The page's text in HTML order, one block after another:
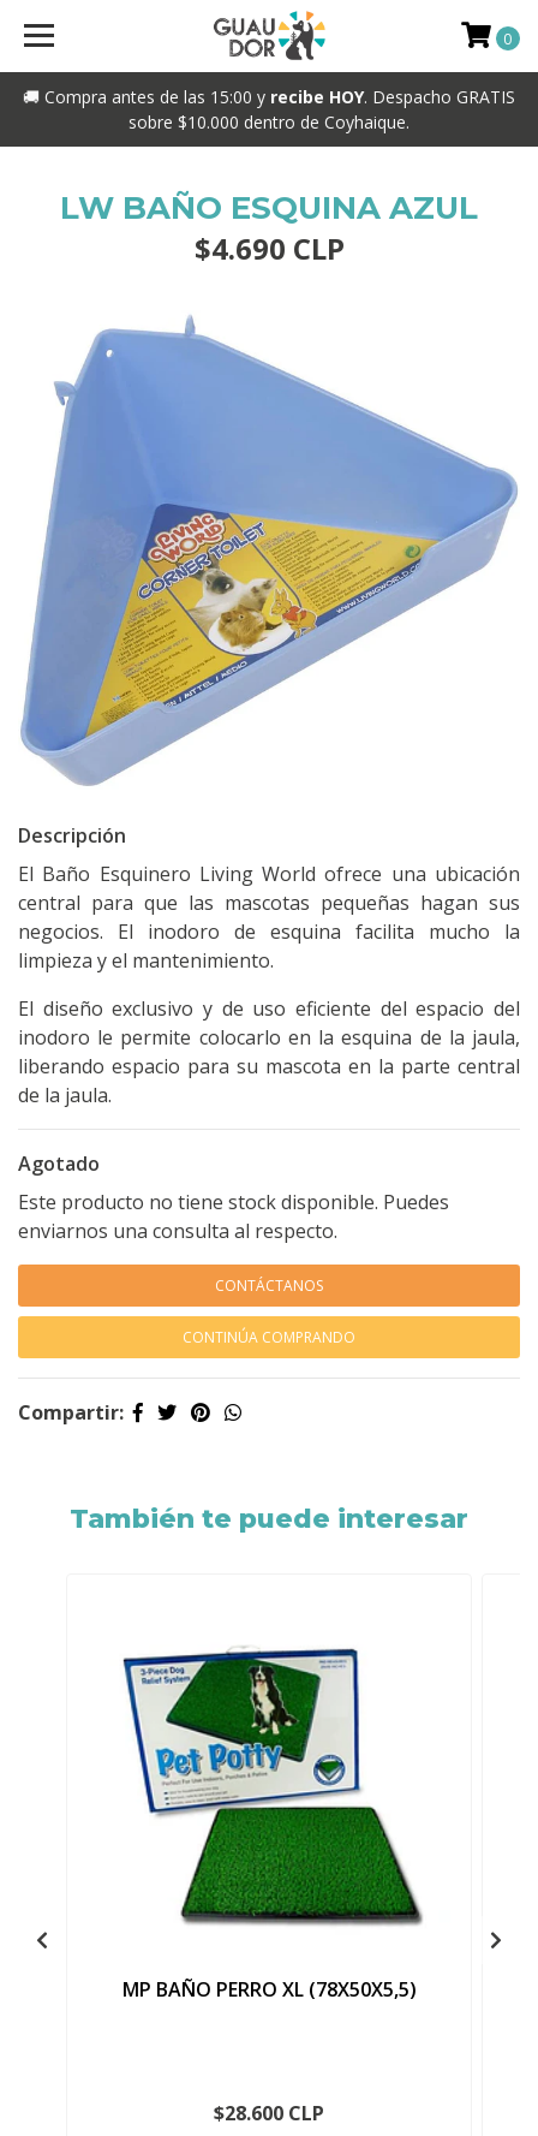
🚚 Compra antes de las 15:00 y recibe HOY. Despacho GRATIS
sobre $10.000 dentro de Coyhaique.
0
LW BAÑO ESQUINA AZUL
$4.690 CLP
Descripción
El Baño Esquinero Living World ofrece una ubicación
central para que las mascotas pequeñas hagan sus
negocios. El inodoro de esquina facilita mucho la
limpieza y el mantenimiento.
El diseño exclusivo y de uso eficiente del espacio del
inodoro le permite colocarlo en la esquina de la jaula,
liberando espacio para su mascota en la parte central
de la jaula.
Agotado
Este producto no tiene stock disponible. Puedes
enviarnos una consulta al respecto.
CONTÁCTANOS
CONTINÚA COMPRANDO
Compartir:
También te puede interesar
MP BAÑO PERRO XL (78X50X5,5)
$28.600 CLP